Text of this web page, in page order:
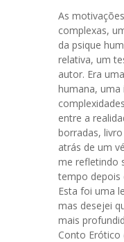
As
complexas,
da psique
relativa, um
autor. Era
humana, uma
entre a
borradas,
atrás de um
me refletindo
tempo depois
Esta foi uma
mas desejei
mais
Conto Erótico